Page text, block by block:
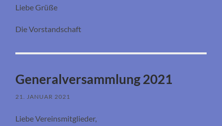
Liebe Grüße
Die Vorstandschaft
Generalversammlung 2021
21. JANUAR 2021
Liebe Vereinsmitglieder,